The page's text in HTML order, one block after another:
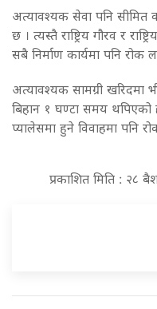
अत्यावश्यक सेवा पनि सीमित
छ । त्यस्तै राष्ट्रिय गौरव र
सबै निर्माण कार्यमा पनि रोक
अत्यावश्यक सामग्री खरिदमा
बिहान १ घण्टा समय थपिएको
प्यालेसमा हुने विवाहमा पनि
प्रकाशित मिति : २८